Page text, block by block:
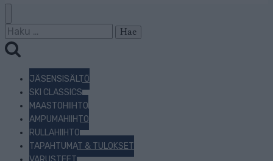
Haku:
JÄSENSISÄLTÖ
SKI CLASSICS
MAASTOHIIHTO
AMPUMAHIIHTO
RULLAHIIHTO
TAPAHTUMAT & TULOKSET